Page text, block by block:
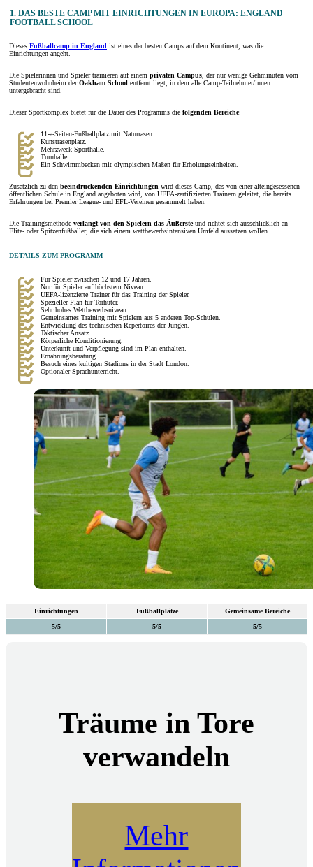
1. DAS BESTE CAMP MIT EINRICHTUNGEN IN EUROPA: ENGLAND
FOOTBALL SCHOOL
Dieses Fußballcamp in England ist eines der besten Camps auf dem Kontinent, was die
Einrichtungen angeht.
Die Spielerinnen und Spieler trainieren auf einem privaten Campus, der nur wenige Gehminuten vom
Studentenwohnheim derOakham School entfernt liegt, in dem alle Camp-Teilnehmer/innen
untergebracht sind.
Dieser Sportkomplex bietet für die Dauer des Programms die folgenden Bereiche:
11-a-Seiten-Fußballplatz mit Naturrasen
Kunstrasenplatz.
Mehrzweck-Sporthalle.
Turnhalle.
Ein Schwimmbecken mit olympischen Maßen für Erholungseinheiten.
Zusätzlich zu den beeindruckenden Einrichtungen wird dieses Camp, das von einer alteingesessenen
öffentlichen Schule in England angeboten wird, von UEFA-zertifizierten Trainern geleitet, die bereits
Erfahrungen bei Premier League- und EFL-Vereinen gesammelt haben.
Die Trainingsmethode verlangt von den Spielern das Äußersteund richtet sich ausschließlich an
Elite- oder Spitzenfußballer, die sich einem wettbewerbsintensiven Umfeld aussetzen wollen.
DETAILS ZUM PROGRAMM
Für Spieler zwischen 12 und 17 Jahren.
Nur für Spieler auf höchstem Niveau.
UEFA-lizenzierte Trainer für das Training der Spieler.
Spezieller Plan für Torhüter.
Sehr hohes Wettbewerbsniveau.
Gemeinsames Training mit Spielern aus 5 anderen Top-Schulen.
Entwicklung des technischen Repertoires der Jungen.
Taktischer Ansatz.
Körperliche Konditionierung.
Unterkunft und Verpflegung sind im Plan enthalten.
Ernährungsberatung.
Besuch eines kultigen Stadions in der Stadt London.
Optionaler Sprachunterricht.
Einrichtungen Fußballplätze
Gemeinsame Bereiche
5/5
5/5 5/5
Träume in Tore
verwandeln
Mehr